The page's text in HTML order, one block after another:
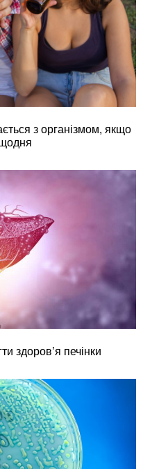
з організмом, якщо
здоров’я печінки